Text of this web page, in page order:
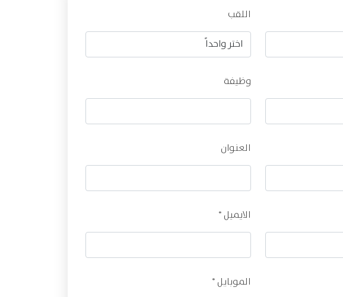
اللقب
وظيفة
العنوان
الايميل *
الموبايل *